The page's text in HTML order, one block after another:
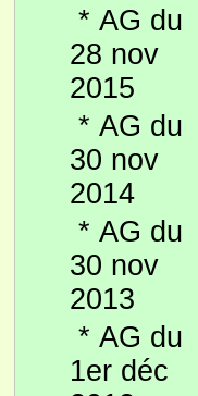
* AG du
28 nov
2015
* AG du
30 nov
2014
* AG du
30 nov
2013
* AG du
1er déc